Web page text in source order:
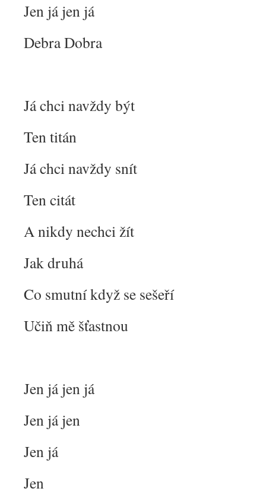
Jen já jen já
Debra Dobra
Já chci navždy být
Ten titán
Já chci navždy snít
Ten citát
A nikdy nechci žít
Jak druhá
Co smutní když se sešeří
Učiň mě šťastnou
Jen já jen já
Jen já jen
Jen já
Jen